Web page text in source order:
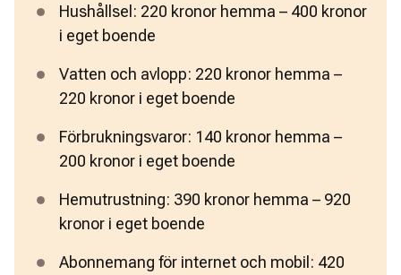
Hushållsel: 220 kronor hemma – 400 kronor
i eget boende
Vatten och avlopp: 220 kronor hemma –
220 kronor i eget boende
Förbrukningsvaror: 140 kronor hemma –
200 kronor i eget boende
Hemutrustning: 390 kronor hemma – 920
kronor i eget boende
Abonnemang för internet och mobil: 420